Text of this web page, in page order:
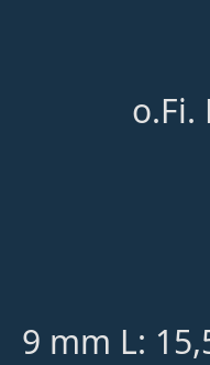
o.Fi.
9 mm L: